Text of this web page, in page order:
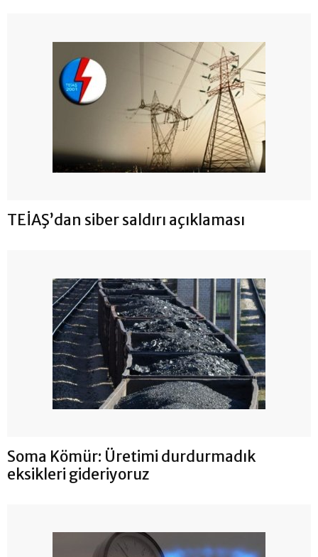
TEİAŞ’dan siber saldırı açıklaması
Soma Kömür: Üretimi durdurmadık
eksikleri gideriyoruz